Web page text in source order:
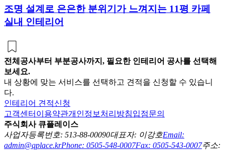
조명 설계로 은은한 분위기가 느껴지는 11평 카페
실내 인테리어
전체공사부터 부분공사까지, 필요한 인테리어 공사를 선택해
보세요.
내 상황에 맞는 서비스를 선택하고 견적을 신청할 수 있습니
다.
인테리어 견적신청
고객센터 이용약관개인정보처리방침입점문의
주식회사 큐플레이스
사업자등록번호: 513-88-00090대표자: 이강호Email:
admin@qplace.krPhone: 0505-548-0007Fax: 0505-543-0007주소: